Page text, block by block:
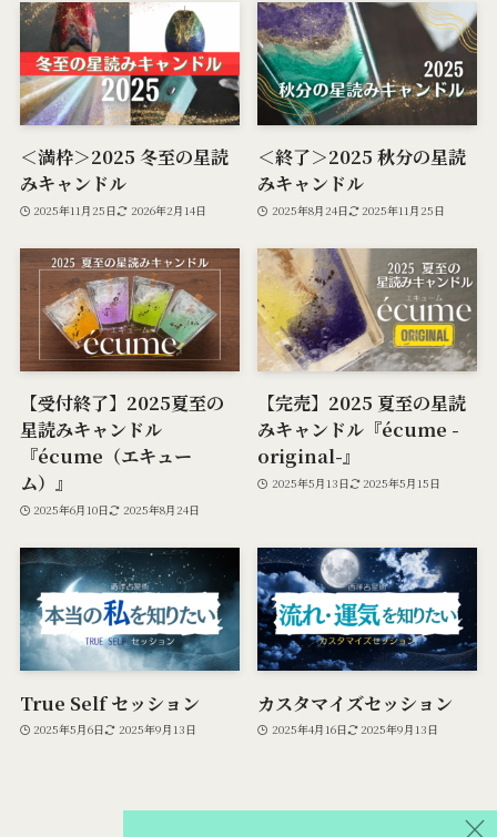
＜満枠＞2025 冬至の星読
みキャンドル
2025年11月25日 2026年2月14日
＜終了＞2025 秋分の星読
みキャンドル
2025年8月24日 2025年11月25日
【受付終了】2025夏至の
星読みキャンドル
『écume（エキュー
ム）』
2025年6月10日 2025年8月24日
【完売】2025 夏至の星読
みキャンドル『écume -
original-』
2025年5月13日 2025年5月15日
True Self セッション
2025年5月6日 2025年9月13日
カスタマイズセッション
2025年4月16日 2025年9月13日
×